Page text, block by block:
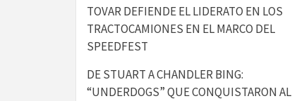
TOVAR DEFIENDE EL LIDERATO EN LOS
TRACTOCAMIONES EN EL MARCO DEL
SPEEDFEST
DE STUART A CHANDLER BING:
“UNDERDOGS” QUE CONQUISTARON AL